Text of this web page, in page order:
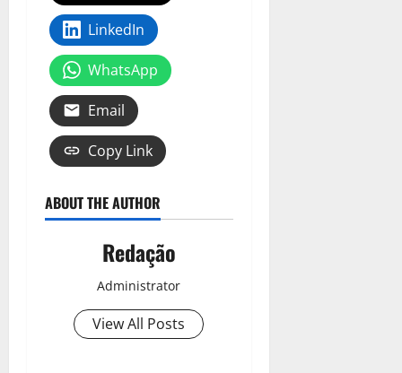
LinkedIn
WhatsApp
Email
Copy Link
ABOUT THE AUTHOR
Redação
Administrator
View All Posts